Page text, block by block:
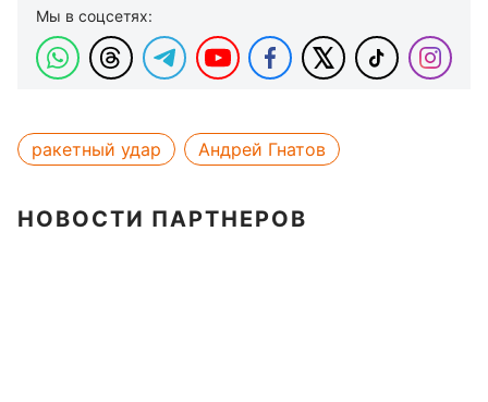
Мы в соцсетях:
ракетный удар Андрей Гнатов
НОВОСТИ ПАРТНЕРОВ